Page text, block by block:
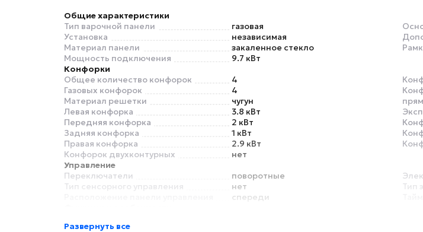
Общие характеристики
Тип варочной панели
газовая
Установка
независимая
Материал панели
закаленное стекло
Мощность подключения
9.7 кВт
Конфорки
Общее количество конфорок
4
Газовых конфорок
4
Материал решетки
чугун
Левая конфорка
3.8 кВт
Передняя конфорка
2 кВт
Задняя конфорка
1 кВт
Правая конфорка
2.9 кВт
Конфорок двухконтурных
нет
Управление
Переключатели
поворотные
Тип сенсорного управления
нет
спереди
Тип
Функция Booster
Развернуть все